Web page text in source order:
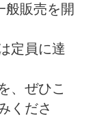
般販売を開
定員に達
、 ぜひこ
くださ